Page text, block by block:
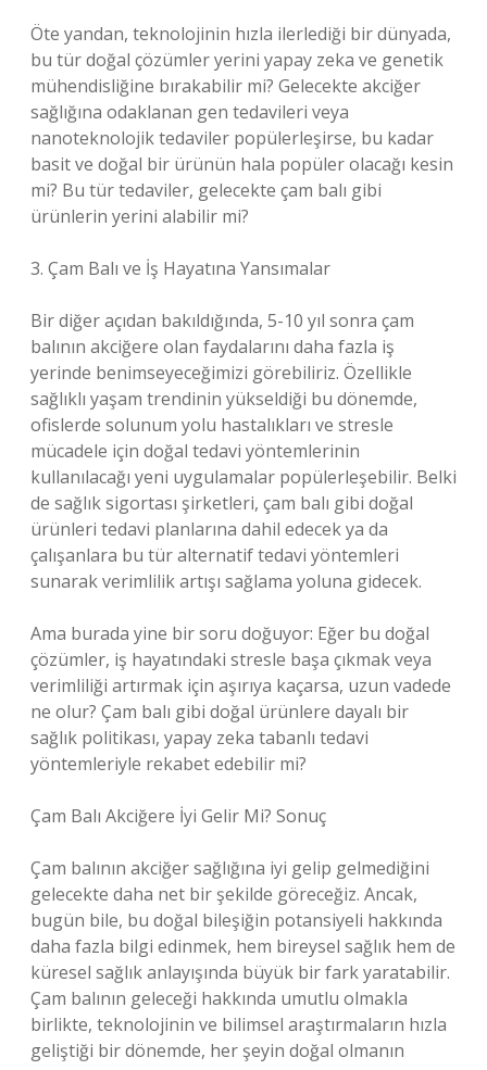
Öte yandan, teknolojinin hızla ilerlediği bir dünyada,
bu tür doğal çözümler yerini yapay zeka ve genetik
mühendisliğine bırakabilir mi? Gelecekte akciğer
sağlığına odaklanan gen tedavileri veya
nanoteknolojik tedaviler popülerleşirse, bu kadar
basit ve doğal bir ürünün hala popüler olacağı kesin
mi? Bu tür tedaviler, gelecekte çam balı gibi
ürünlerin yerini alabilir mi?
3. Çam Balı ve İş Hayatına Yansımalar
Bir diğer açıdan bakıldığında, 5-10 yıl sonra çam
balının akciğere olan faydalarını daha fazla iş
yerinde benimseyeceğimizi görebiliriz. Özellikle
sağlıklı yaşam trendinin yükseldiği bu dönemde,
ofislerde solunum yolu hastalıkları ve stresle
mücadele için doğal tedavi yöntemlerinin
kullanılacağı yeni uygulamalar popülerleşebilir. Belki
de sağlık sigortası şirketleri, çam balı gibi doğal
ürünleri tedavi planlarına dahil edecek ya da
çalışanlara bu tür alternatif tedavi yöntemleri
sunarak verimlilik artışı sağlama yoluna gidecek.
Ama burada yine bir soru doğuyor: Eğer bu doğal
çözümler, iş hayatındaki stresle başa çıkmak veya
verimliliği artırmak için aşırıya kaçarsa, uzun vadede
ne olur? Çam balı gibi doğal ürünlere dayalı bir
sağlık politikası, yapay zeka tabanlı tedavi
yöntemleriyle rekabet edebilir mi?
Çam Balı Akciğere İyi Gelir Mi? Sonuç
Çam balının akciğer sağlığına iyi gelip gelmediğini
gelecekte daha net bir şekilde göreceğiz. Ancak,
bugün bile, bu doğal bileşiğin potansiyeli hakkında
daha fazla bilgi edinmek, hem bireysel sağlık hem de
küresel sağlık anlayışında büyük bir fark yaratabilir.
Çam balının geleceği hakkında umutlu olmakla
birlikte, teknolojinin ve bilimsel araştırmaların hızla
geliştiği bir dönemde, her şeyin doğal olmanın